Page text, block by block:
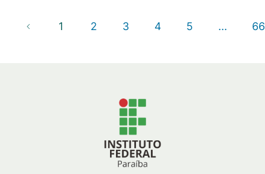
1 2 3 4 5 ...